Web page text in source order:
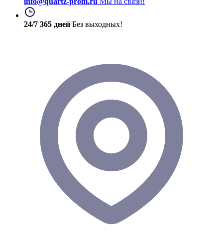
24/7 365 дней Без выходных!